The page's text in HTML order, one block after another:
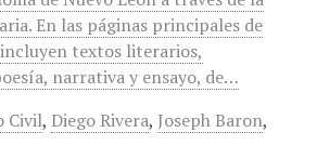
En las páginas principales de
textos literarios,
narrativa y ensayo, de…
Civil, Diego Rivera, Joseph Baron,